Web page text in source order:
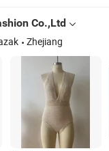
Co.,Ltd
Zhejiang